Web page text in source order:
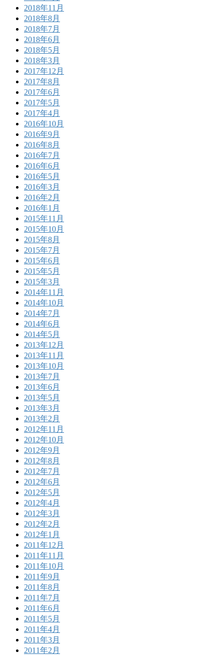
2018年11月
2018年8月
2018年7月
2018年6月
2018年5月
2018年3月
2017年12月
2017年8月
2017年6月
2017年5月
2017年4月
2016年10月
2016年9月
2016年8月
2016年7月
2016年6月
2016年5月
2016年3月
2016年2月
2016年1月
2015年11月
2015年10月
2015年8月
2015年7月
2015年6月
2015年5月
2015年3月
2014年11月
2014年10月
2014年7月
2014年6月
2014年5月
2013年12月
2013年11月
2013年10月
2013年7月
2013年6月
2013年5月
2013年3月
2013年2月
2012年11月
2012年10月
2012年9月
2012年8月
2012年7月
2012年6月
2012年5月
2012年4月
2012年3月
2012年2月
2012年1月
2011年12月
2011年11月
2011年10月
2011年9月
2011年8月
2011年7月
2011年6月
2011年5月
2011年4月
2011年3月
2011年2月